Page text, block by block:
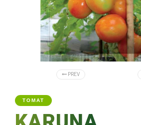
PREV
TOMAT